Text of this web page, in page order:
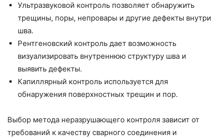
Ультразвуковой контроль позволяет обнаружить
трещины, поры, непровары и другие дефекты внутри
шва.
Рентгеновский контроль дает возможность
визуализировать внутреннюю структуру шва и
выявить дефекты.
Капиллярный контроль используется для
обнаружения поверхностных трещин и пор.
Выбор метода неразрушающего контроля зависит от
требований к качеству сварного соединения и